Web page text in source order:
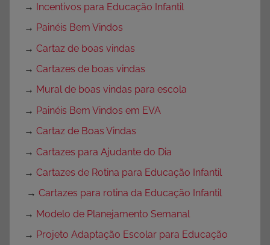
→ Incentivos para Educação Infantil
→ Painéis Bem Vindos
→ Cartaz de boas vindas
→ Cartazes de boas vindas
→ Mural de boas vindas para escola
→ Painéis Bem Vindos em EVA
→ Cartaz de Boas Vindas
→ Cartazes para Ajudante do Dia
→ Cartazes de Rotina para Educação Infantil
→ Cartazes para rotina da Educação Infantil
→ Modelo de Planejamento Semanal
→ Projeto Adaptação Escolar para Educação